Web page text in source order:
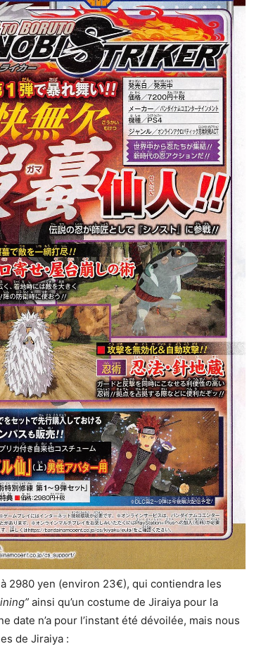
à 2980 yen (environ 23€), qui contiendra les
ainsi qu’un costume de Jiraiya pour la
n’a pour l’instant été dévoilée, mais nous
de Jiraiya :